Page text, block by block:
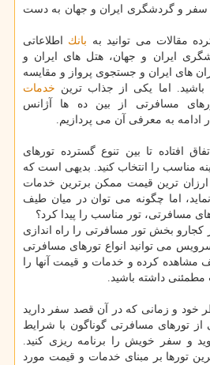
سفر و گردشگری ایران و جهان به دست
مقالات می توانید به بانك اطلاعاتی
ایران و جهان، هتل های ایران و
های ایران و جستجوی پرواز و مقایسه
اما یكی از جذاب ترین خدمات
مسافرتی از بین ده ها آژانس
به معرفی آن می پردازیم.
افتاده تا بین تنوع گسترده تورهای
مناسب را انتخاب كنید. بدیهی است كه
ارزان ترین قیمت ممكن برترین خدمات
اما چگونه می توان در میان طیف
مسافرتی، تور مناسب را پیدا كرد؟
كجارو بخش تور مسافرتی را راه اندازی
می توانید انواع تورهای مسافرتی
مشاهده كرده و خدمات و قیمت آنها را
مطمئنی داشته باشید.
و زمانی كه در آن قصد سفر دارید
از تورهای مسافرتی گوناگون با شرایط
و سفر خویش را برنامه ریزی كنید.
تورها بر مبنای خدمات و قیمت مورد